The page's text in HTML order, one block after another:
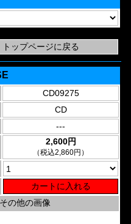
CD09275
CD
---
2,600円
（税込2,860円）
その他の画像